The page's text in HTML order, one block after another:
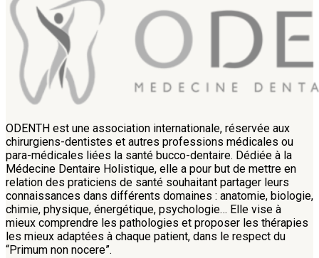
ODENTH est une association internationale, réservée aux
chirurgiens-dentistes et autres professions médicales ou
para-médicales liées la santé bucco-dentaire. Dédiée à la
Médecine Dentaire Holistique, elle a pour but de mettre en
relation des praticiens de santé souhaitant partager leurs
connaissances dans différents domaines : anatomie, biologie,
chimie, physique, énergétique, psychologie… Elle vise à
mieux comprendre les pathologies et proposer les thérapies
les mieux adaptées à chaque patient, dans le respect du
“Primum non nocere”.